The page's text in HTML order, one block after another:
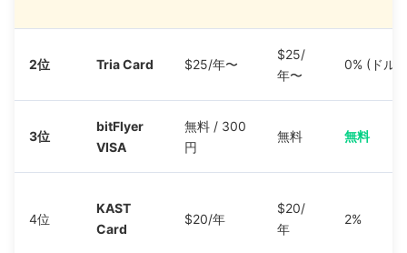
2位 Tria Card $25/年〜
$25/
年〜
0% (ドル)
3位
bitFlyer
VISA
無料 / 300
円
無料 無料
4位
KAST
Card
$20/年
$20/
年
2%